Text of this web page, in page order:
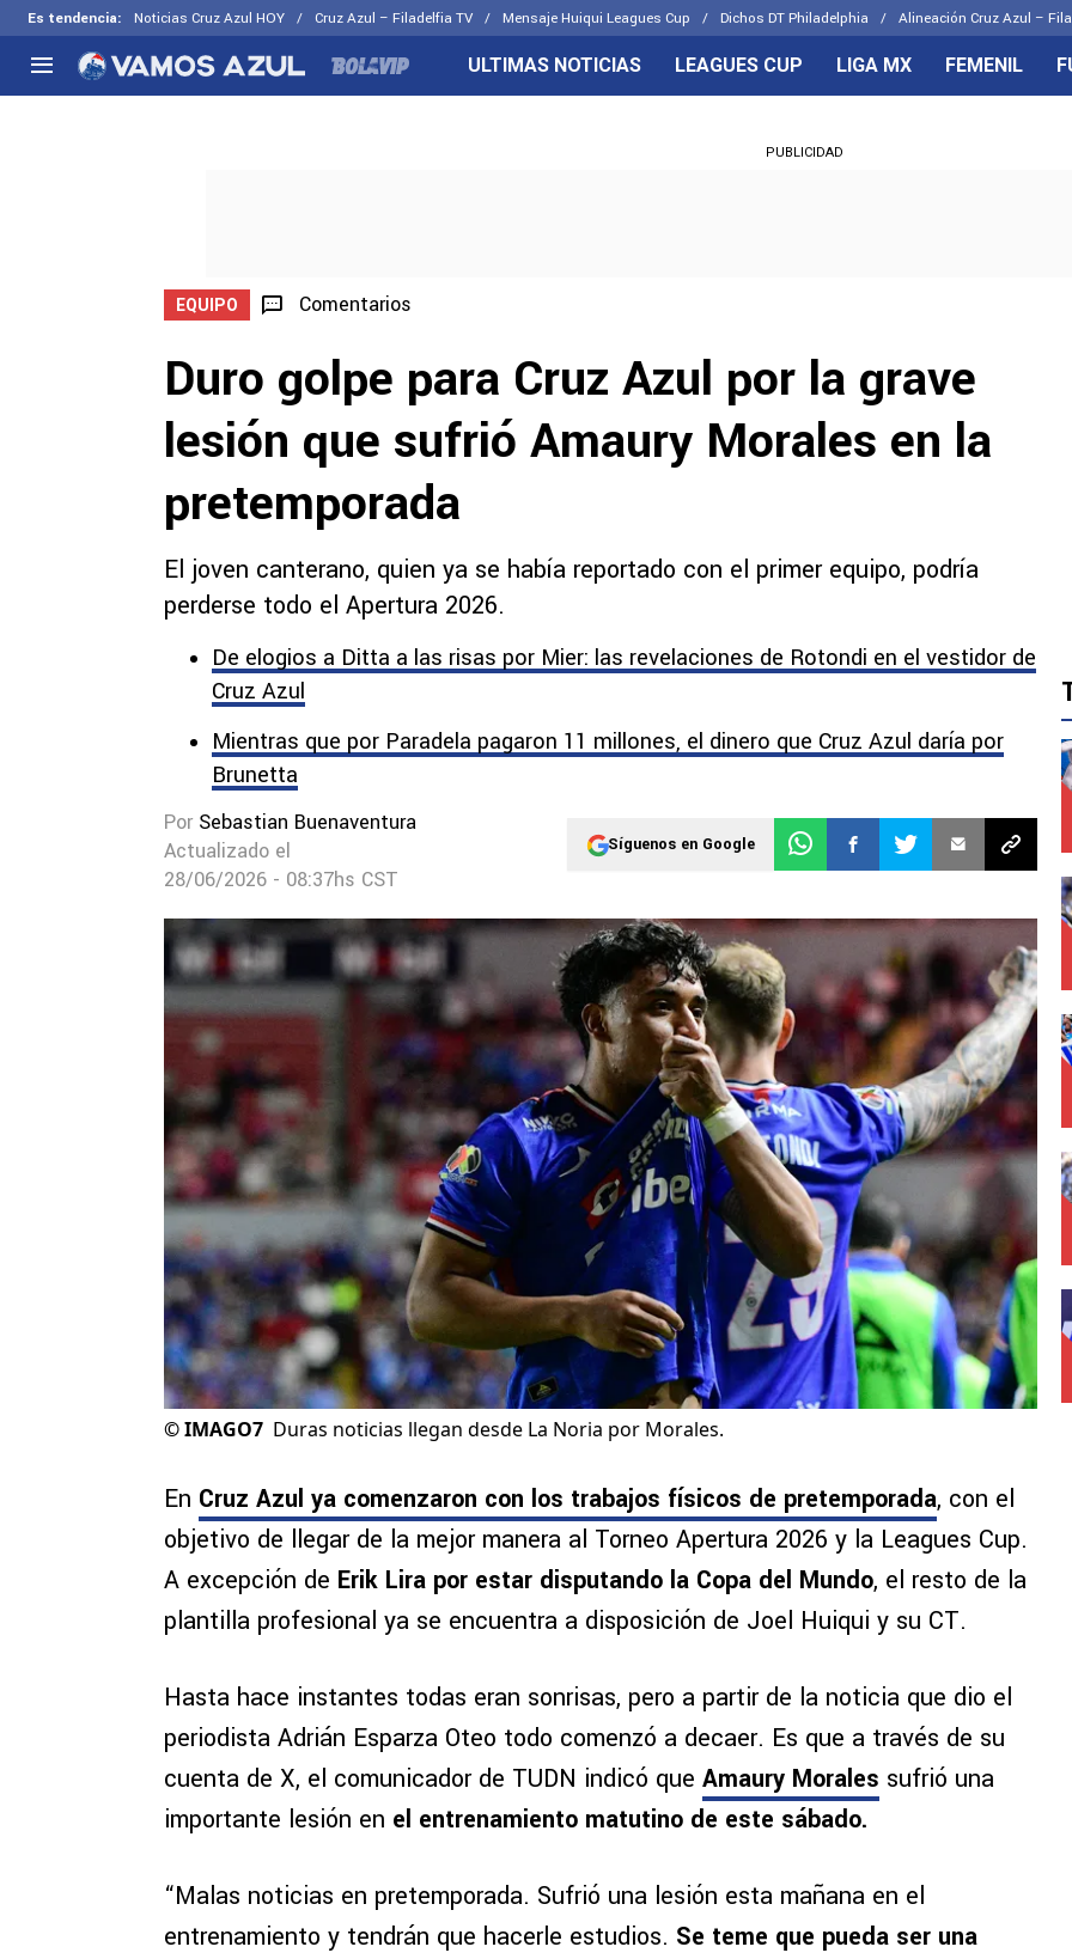
Es tendencia: Noticias Cruz Azul HOY Cruz Azul – Filadelfia TV Mensaje Huiqui Leagues Cup Dichos DT Philadelphia Alineación Cruz Azul –
Selección Mexicana
CELESTES
ULTIMAS NOTICIAS LEAGUES CUP LIGA MX FEMENIL
PUBLICIDAD
EQUIPO Comentarios
Duro golpe para Cruz Azul por la grave
lesión que sufrió Amaury Morales en la
pretemporada
El joven canterano, quien ya se había reportado con el primer equipo, podría
perderse todo el Apertura 2026.
De elogios a Ditta a las risas por Mier: las revelaciones de Rotondi en el vestidor de
Cruz Azul
Mientras que por Paradela pagaron 11 millones, el dinero que Cruz Azul daría por
Brunetta
Por Sebastian Buenaventura
Actualizado el
28/06/2026 - 08:37hs CST
Síguenos en Google
©IMAGO7 Duras noticias llegan desde La Noria por Morales.
En Cruz Azul ya comenzaron con los trabajos físicos de pretemporada, con el
objetivo de llegar de la mejor manera al Torneo Apertura 2026 y la Leagues Cup.
A excepción de Erik Lira por estar disputando la Copa del Mundo, el resto de la
plantilla profesional ya se encuentra a disposición de Joel Huiqui y su CT.
Hasta hace instantes todas eran sonrisas, pero a partir de la noticia que dio el
periodista Adrián Esparza Oteo todo comenzó a decaer. Es que a través de su
cuenta de X, el comunicador de TUDN indicó que Amaury Morales sufrió una
importante lesión en el entrenamiento matutino de este sábado.
“Malas noticias en pretemporada. Sufrió una lesión esta mañana en el
entrenamiento y tendrán que hacerle estudios. Se teme que pueda ser una